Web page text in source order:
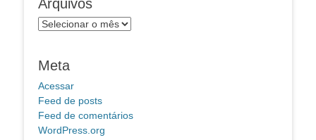
Arquivos
Arquivos
Meta
Acessar
Feed de posts
Feed de comentários
WordPress.org